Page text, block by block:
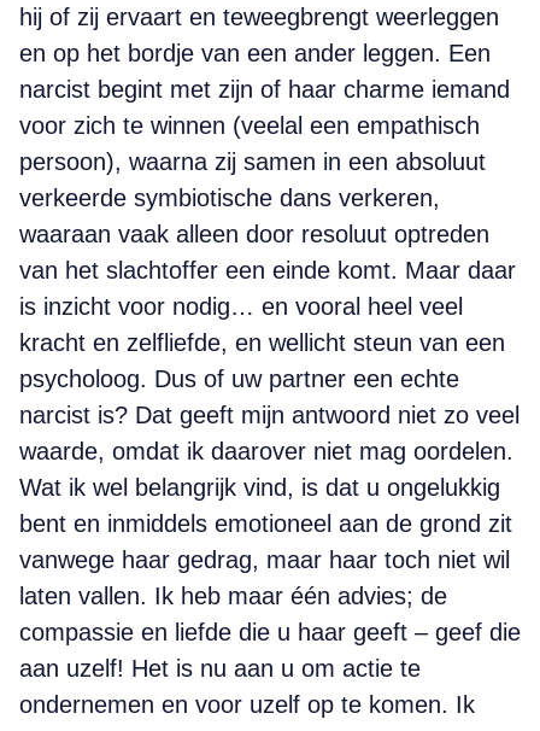
hij of zij ervaart en teweegbrengt weerleggen
en op het bordje van een ander leggen. Een
narcist begint met zijn of haar charme iemand
voor zich te winnen (veelal een empathisch
persoon), waarna zij samen in een absoluut
verkeerde symbiotische dans verkeren,
waaraan vaak alleen door resoluut optreden
van het slachtoffer een einde komt. Maar daar
is inzicht voor nodig… en vooral heel veel
kracht en zelfliefde, en wellicht steun van een
psycholoog. Dus of uw partner een echte
narcist is? Dat geeft mijn antwoord niet zo veel
waarde, omdat ik daarover niet mag oordelen.
Wat ik wel belangrijk vind, is dat u ongelukkig
bent en inmiddels emotioneel aan de grond zit
vanwege haar gedrag, maar haar toch niet wil
laten vallen. Ik heb maar één advies; de
compassie en liefde die u haar geeft – geef die
aan uzelf! Het is nu aan u om actie te
ondernemen en voor uzelf op te komen. Ik